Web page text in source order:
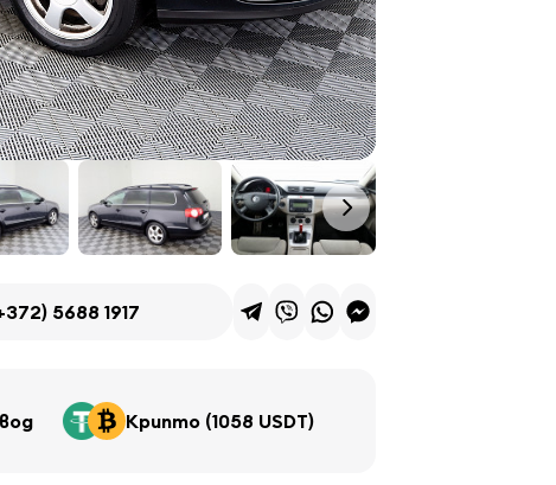
5688 1917
Крипто (1058 USDT)